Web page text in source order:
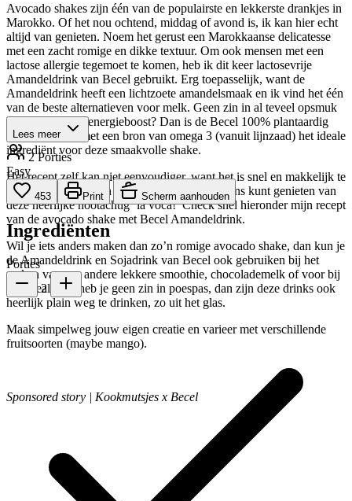
Avocado shakes zijn één van de populairste en lekkerste drankjes in
Marokko. Of het nou ochtend, middag of avond is, ik kan hier echt
altijd van genieten. Noem het gerust een Marokkaanse delicatesse
met een zacht romige en dikke textuur. Om ook mensen met een
lactose allergie tegemoet te komen, heb ik dit keer lactosevrije
Amandeldrink van Becel gebruikt. Erg toepasselijk, want de
Amandeldrink heeft een lichtzoete amandelsmaak en ik vind het één
van de beste alternatieven voor melk. Geen zin in al teveel opsmuk
maar wel in een energieboost? Dan is de Becel 100% plantaardig
Amandeldrink met een bron van omega 3 (vanuit lijnzaad) het ideale
ingrediënt voor deze smaakvolle shake.
Het recept zelf kan niet eenvoudiger, want het is snel en makkelijk te
maken en binnen een paar minuten kun je intens kunt genieten van
deze heerlijke nootachtig ‘la voca!’ Check snel hieronder mijn recept
van de avocado shake met Becel Amandeldrink.
Wil je iets anders maken dan zo’n romige avocado shake, dan kun je
de Amandeldrink en Sojadrink van Becel ook gebruiken bij het
maken van een andere lekkere smoothie, chocolademelk of voor bij
de cereals. En heb je geen zin in poespas, dan zijn deze drinks ook
heerlijk plain weg te drinken, zo uit het glas.
Maak simpelweg jouw eigen creatie en varieer met verschillende
fruitsoorten (maybe mango).
Sponsored story | Kookmutsjes x Becel
Lees meer
2 Porties
Easy
453 Print Scherm aanhouden
Ingrediënten
Porties
2